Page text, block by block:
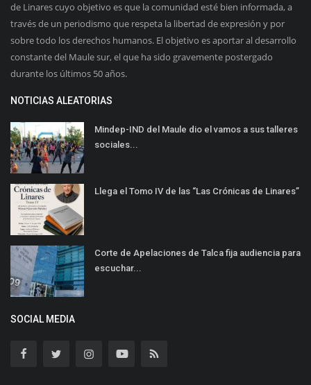
de Linares cuyo objetivo es que la comunidad esté bien informada, a
través de un periodismo que respeta la libertad de expresión y por
sobre todo los derechos humanos. El objetivo es aportar al desarrollo
constante del Maule sur, el que ha sido gravemente postergado
durante los últimos 50 años.
NOTICIAS ALEATORIAS
Mindep-IND del Maule dio el vamos a sus talleres
sociales...
Llega el Tomo IV de las “Las Crónicas de Linares”
Corte de Apelaciones de Talca fija audiencia para
escuchar...
SOCIAL MEDIA